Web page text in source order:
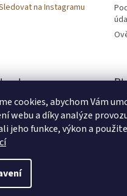
cookies, abychom Vám
webu a díky analýze
jeho funkce, výkon a
na Instagramu
vyhrazena.